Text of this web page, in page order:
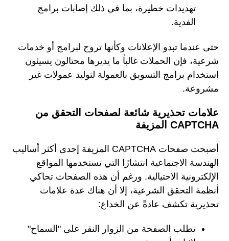
تهديدات خطيرة، بما في ذلك إصابات برامج
الفدية.
حتى عندما تبدو الإعلانات وكأنها تروج لبرامج أو خدمات
شرعية، فإن الحملات غالباً ما يديرها محتالون يسيئون
استخدام برامج التسويق بالعمولة لتوليد عمولات غير
مشروعة.
علامات تحذيرية شائعة لصفحات التحقق من
CAPTCHA المزيفة
أصبحت صفحات CAPTCHA المزيفة إحدى أكثر أساليب
الهندسة الاجتماعية انتشارًا التي تستخدمها المواقع
الإلكترونية الاحتيالية. ورغم أن هذه الصفحات تحاكي
أنظمة التحقق الشرعية، إلا أن هناك عدة علامات
تحذيرية تكشف عادةً عن الخداع:
تطلب الصفحة من الزوار النقر على "السماح"